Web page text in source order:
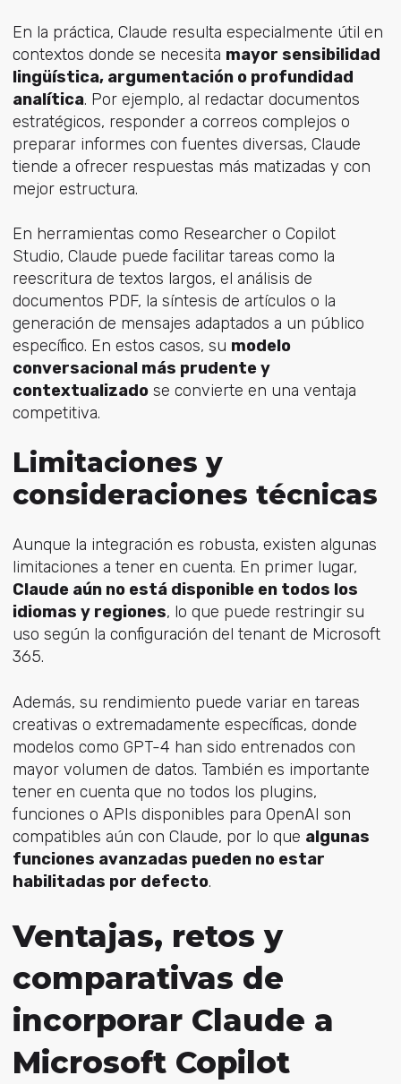
En la práctica, Claude resulta especialmente útil en
contextos donde se necesita mayor sensibilidad
lingüística, argumentación o profundidad
analítica. Por ejemplo, al redactar documentos
estratégicos, responder a correos complejos o
preparar informes con fuentes diversas, Claude
tiende a ofrecer respuestas más matizadas y con
mejor estructura.
En herramientas como Researcher o Copilot
Studio, Claude puede facilitar tareas como la
reescritura de textos largos, el análisis de
documentos PDF, la síntesis de artículos o la
generación de mensajes adaptados a un público
específico. En estos casos, su modelo
conversacional más prudente y
contextualizadose convierte en una ventaja
competitiva.
Limitaciones y
consideraciones técnicas
Aunque la integración es robusta, existen algunas
limitaciones a tener en cuenta. En primer lugar,
Claude aún no está disponible en todos los
idiomas y regiones, lo que puede restringir su
uso según la configuración del tenant de Microsoft
365.
Además, su rendimiento puede variar en tareas
creativas o extremadamente específicas, donde
modelos como GPT-4 han sido entrenados con
mayor volumen de datos. También es importante
tener en cuenta que no todos los plugins,
funciones o APIs disponibles para OpenAI son
compatibles aún con Claude, por lo que algunas
funciones avanzadas pueden no estar
habilitadas por defecto.
Ventajas, retos y
comparativas de
incorporar Claude a
Microsoft Copilot